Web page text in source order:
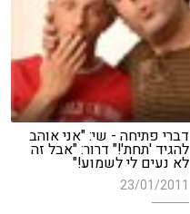
דברי פתיחה - שי: "אני אוהב
להגיד 'תחת'!" דרור: "אבל זה
לא נעים לי לשמוע!"
23/01/2011